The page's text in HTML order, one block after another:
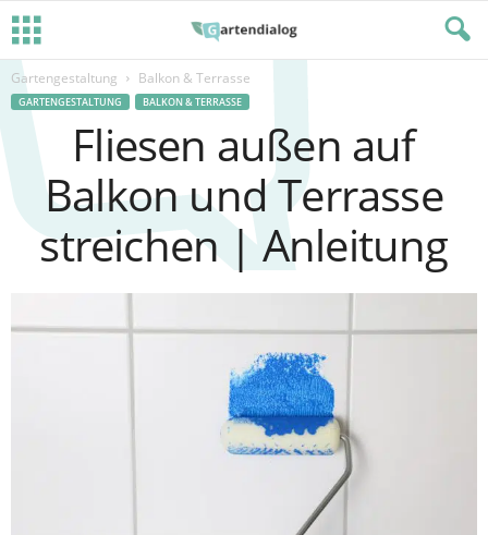
Gartengestaltung Balkon & Terrasse
GARTENGESTALTUNG BALKON & TERRASSE
Fliesen außen auf
Balkon und Terrasse
streichen | Anleitung